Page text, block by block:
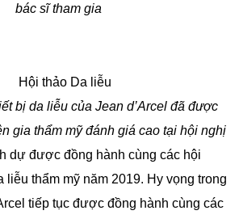
bác sĩ tham gia
bị da liễu của Jean d’Arcel đã được
gia thẩm mỹ đánh giá cao tại hội nghị
dự được đồng hành cùng các hội
liễu thẩm mỹ năm 2019. Hy vọng trong
tiếp tục được đồng hành cùng các